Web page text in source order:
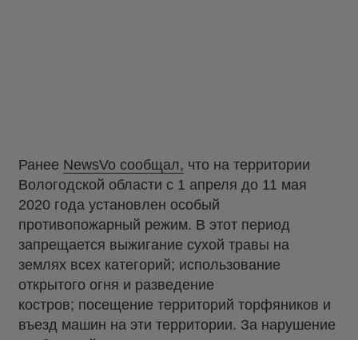
Ранее NewsVo сообщал, что на территории
Вологодской области с 1 апреля до 11 мая
2020 года установлен особый
противопожарный режим. В этот период
запрещается выжигание сухой травы на
землях всех категорий; использование
открытого огня и разведение
костров; посещение территорий торфяников и
въезд машин на эти территории. За нарушение